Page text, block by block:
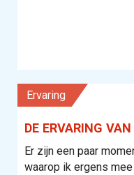
Ervaring
DE ERVARING
Er zijn een paar
waarop ik ergens